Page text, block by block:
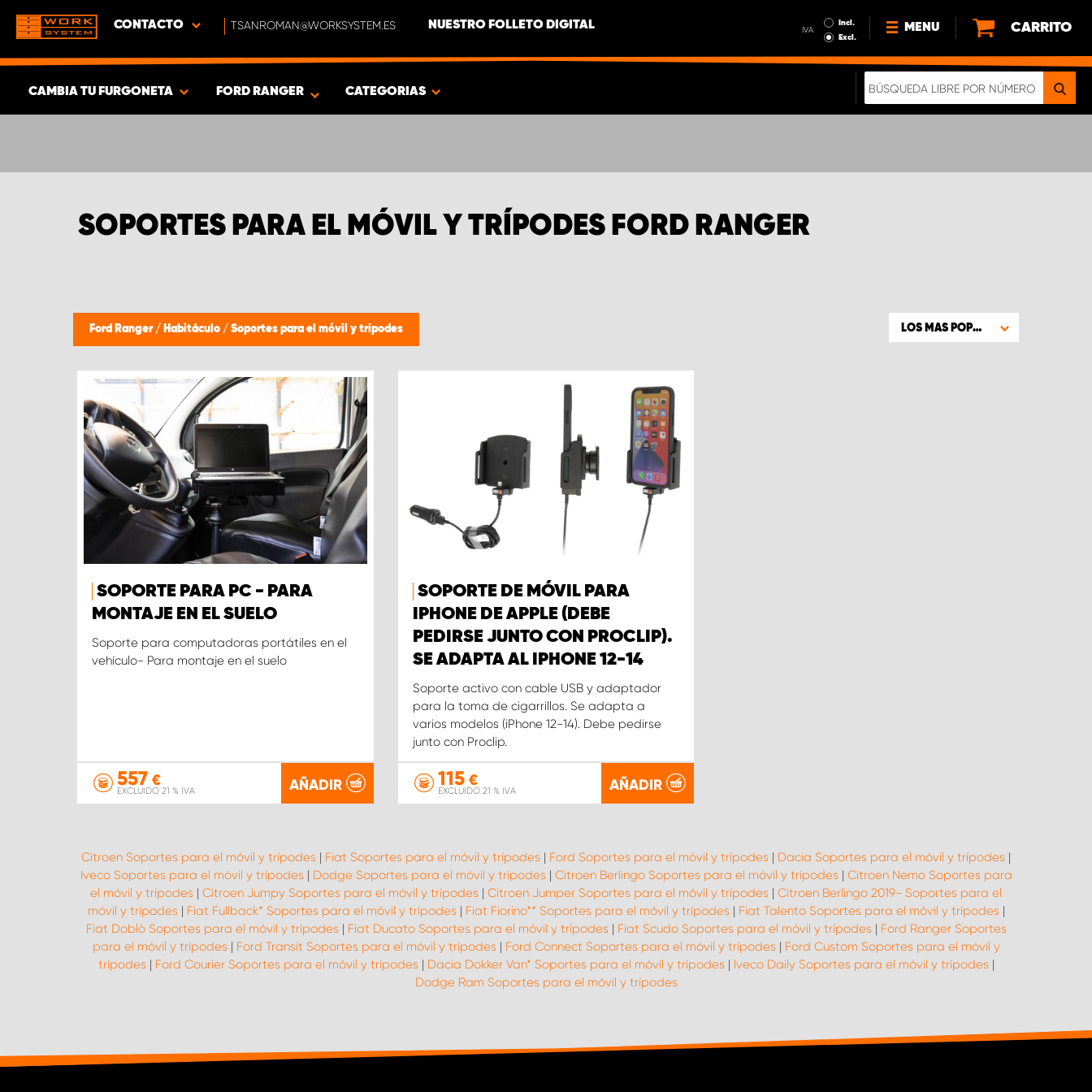
CONTACTO TSANROMAN@WORKSYSTEM.ES NUESTRO FOLLETO DIGITAL IVA
Incl.
Excl.
MENU
NOTICIAS
CARRITO
CAMBIA TU FURGONETA
PRODUCTOS
FORD RANGER CATEGORIAS
SOPORTES PARA EL MÓVIL Y TRÍPODES FORD RANGER
Ford Ranger / Habitáculo / Soportes para el móvil y trípodes LOS MAS POPULARES
SOPORTE PARA PC - PARA
MONTAJE EN EL SUELO
Soporte para computadoras portátiles en el
vehículo- Para montaje en el suelo
557 €
EXCLUIDO 21 % IVA AÑADIR
SOPORTE DE MÓVIL PARA
IPHONE DE APPLE (DEBE
PEDIRSE JUNTO CON PROCLIP).
SE ADAPTA AL IPHONE 12-14
Soporte activo con cable USB y adaptador
para la toma de cigarrillos. Se adapta a
varios modelos (iPhone 12-14). Debe pedirse
junto con Proclip.
115€
EXCLUIDO 21 % IVA AÑADIR
Citroen Soportes para el móvil y trípodes | Fiat Soportes para el móvil y trípodes | Ford Soportes para el móvil y trípodes | Dacia Soportes para el móvil y trípodes |
Iveco Soportes para el móvil y trípodes | Dodge Soportes para el móvil y trípodes | Citroen Berlingo Soportes para el móvil y trípodes | Citroen Nemo Soportes para
el móvil y trípodes | Citroen Jumpy Soportes para el móvil y trípodes | Citroen Jumper Soportes para el móvil y trípodes | Citroen Berlingo 2019- Soportes para el
móvil y trípodes | Fiat Fullback* Soportes para el móvil y trípodes | Fiat Fiorino** Soportes para el móvil y trípodes | Fiat Talento Soportes para el móvil y trípodes |
Fiat Doblò Soportes para el móvil y trípodes | Fiat Ducato Soportes para el móvil y trípodes | Fiat Scudo Soportes para el móvil y trípodes | Ford Ranger Soportes
para el móvil y trípodes | Ford Transit Soportes para el móvil y trípodes | Ford Connect Soportes para el móvil y trípodes | Ford Custom Soportes para el móvil y
trípodes | Ford Courier Soportes para el móvil y trípodes | Dacia Dokker Van* Soportes para el móvil y trípodes | Iveco Daily Soportes para el móvil y trípodes |
Dodge Ram Soportes para el móvil y trípodes